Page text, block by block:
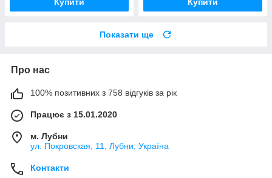
Показати ще
Про нас
100% позитивних з 758 відгуків за рік
Працює з 15.01.2020
м. Лубни
ул. Покровская, 11, Лубни, Україна
Контакти